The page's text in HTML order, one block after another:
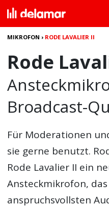
MIKROFON › RODE LAVALIER II
Rode
Broadcast-
Für Moderationen
sie gerne benutzt.
Rode Lavalier II ein
Ansteckmikrofon,
anspruchsvollsten